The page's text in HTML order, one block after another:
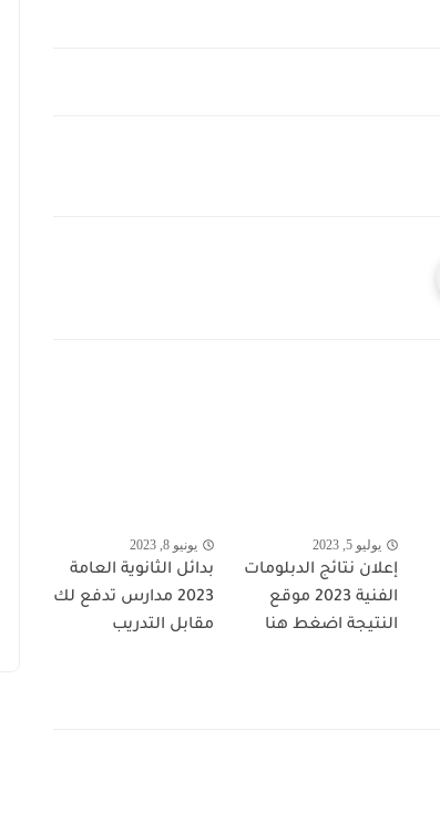
يوليو 5, 2023
إعلان نتائج الدبلومات
الفنية 2023 موقع
النتيجة اضغط هنا
يونيو 8, 2023
بدائل الثانوية العامة
2023 مدارس تدفع لك
مقابل التدريب